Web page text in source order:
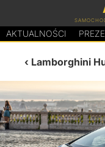
AKTUALNOŚCI
Lamborghini